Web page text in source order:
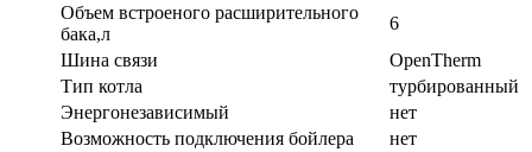
Объем встроеного расширительного
бака,л
6
Шина связи
OpenTherm
Тип котла
турбированный
Энергонезависимый
нет
Возможность подключения бойлера
нет